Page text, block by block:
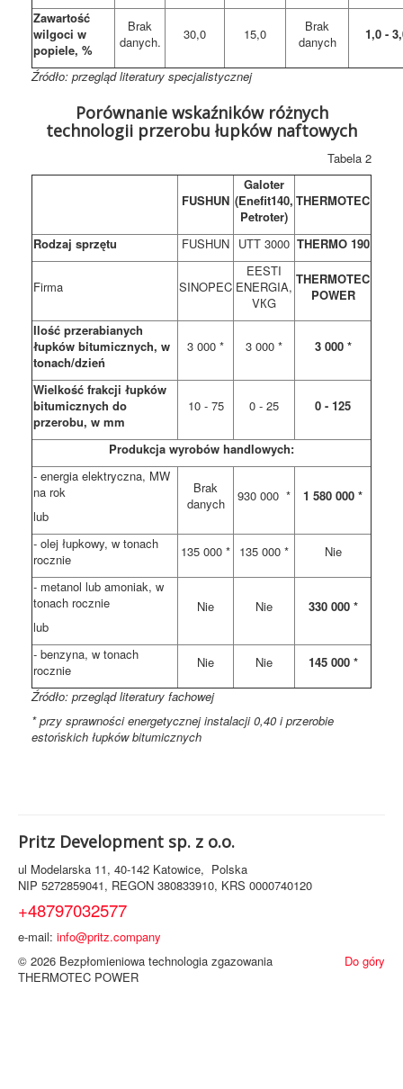
Zawartość
wilgoci w
popiele, %
Brak
danych.
30,0 15,0
Brak
danych
1,0 -
Źródło: przegląd literatury specjalistycznej
Porównanie wskaźników różnych
technologii przerobu łupków naftowych
Tabela 2
FUSHUN
Galoter
(Enefit140,
Petroter)
THERMOTEC
Rodzaj sprzętu FUSHUN UТТ 3000 THERMO 190
Firma SINOPEC
EESTI
ENERGIA,
VКG
THERMOTEC
POWER
Ilość przerabianych
łupków bitumicznych, w
tonach/dzień
3 000 * 3 000 * 3 000 *
Wielkość frakcji łupków
bitumicznych do
przerobu, w mm
10 - 75 0 - 25 0 - 125
Produkcja wyrobów handlowych:
- energia elektryczna, MW
na rok
lub
Brak
danych
930 000 * 1 580 000 *
- olej łupkowy, w tonach
rocznie
135 000 * 135 000 * Nie
- metanol lub amoniak, w
tonach rocznie
lub
Nie Nie 330 000 *
- benzyna, w tonach
rocznie
Nie Nie
145 000 *
Źródło: przegląd literatury fachowej
* przy sprawności energetycznej instalacji 0,40 i przerobie
estońskich łupków bitumicznych
Pritz Development sp. z o.o.
ul Modelarska 11, 40-142 Katowice, Polska
NIP 5272859041, REGON 380833910, KRS 0000740120
+48797032577
e-mail: info@pritz.company
Do góry
© 2026 Bezpłomieniowa technologia zgazowania
THERMOTEC POWER